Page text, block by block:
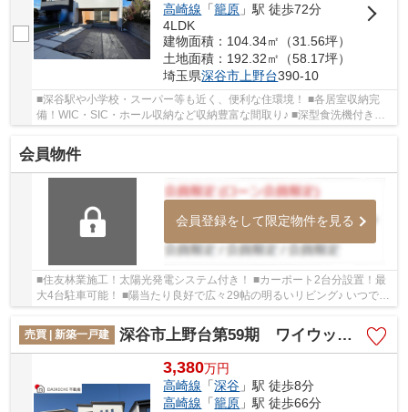
高崎線 「籠原 」駅 徒歩72分
4LDK
建物面積：104.34㎡（31.56坪）
土地面積：192.32㎡（58.17坪）
埼玉県深谷市 上野台390-10
■深谷駅や小学校・スーパー等も近く、便利な住環境！ ■各居室収納完
備！WIC・SIC・ホール収納など収納豊富な間取り♪ ■深型食洗機付きキ
ッチン、太陽光発電、EV車専用電源など嬉しい設...
会員物件
会員登録をして限定物件を見る
■住友林業施工！太陽光発電システム付き！ ■カーポート2台分設置！最
大4台駐車可能！ ■陽当たり良好で広々29帖の明るいリビング♪ いつでも
お気軽にお声がけください♪ 駅からの送迎が...
売買 | 新築一戸建
深谷市上野台第59期 ワイウッドコート 新築戸建 全3区画 2号棟
3,380万円
高崎線 「深谷 」駅 徒歩8分
高崎線 「籠原 」駅 徒歩66分